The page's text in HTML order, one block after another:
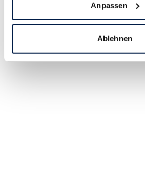
Anpassen
Ablehnen